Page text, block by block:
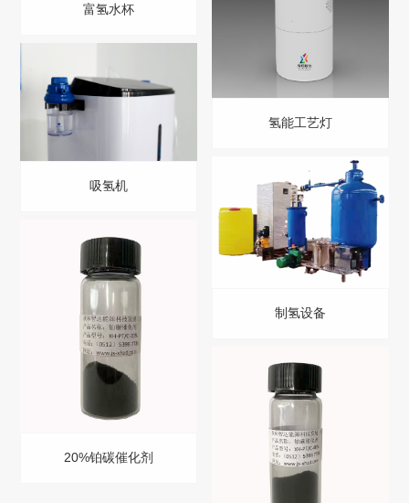
富氢水杯
氢能工艺灯
吸氢机
制氢设备
20%铂碳催化剂